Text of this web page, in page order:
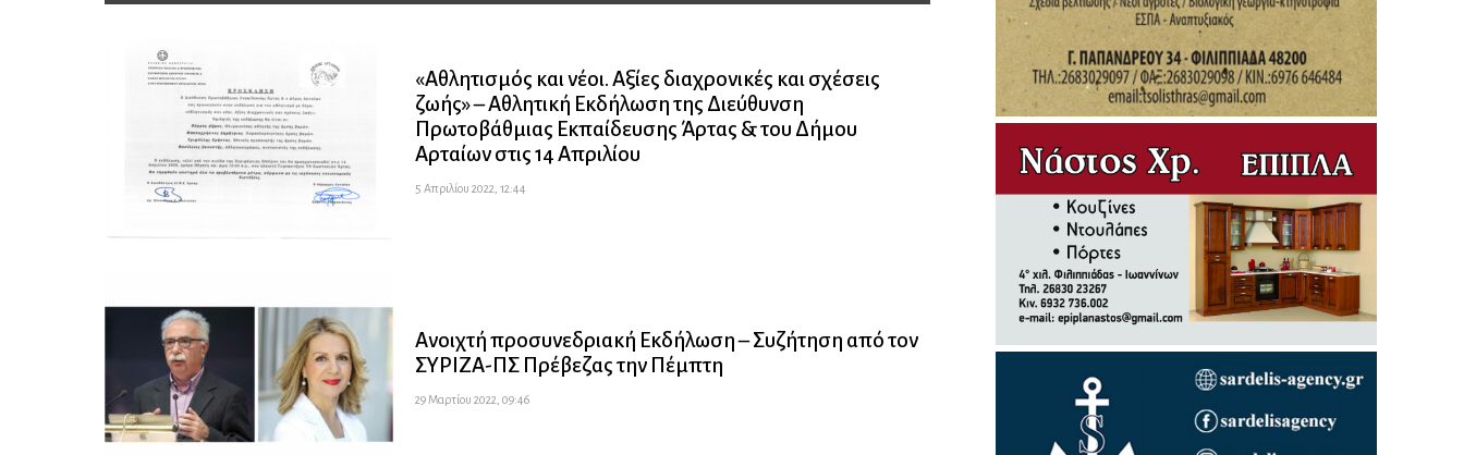
«Αθλητισμός και νέοι. Αξίες διαχρονικές και σχέσεις
ζωής» – Αθλητική Εκδήλωση της Διεύθυνση
Πρωτοβάθμιας Εκπαίδευσης Άρτας & του Δήμου
Αρταίων στις 14 Απριλίου
5 Απριλίου 2022, 12:44
Ανοιχτή προσυνεδριακή Εκδήλωση – Συζήτηση από τον
ΣΥΡΙΖΑ-ΠΣ Πρέβεζας την Πέμπτη
29 Μαρτίου 2022, 09:46